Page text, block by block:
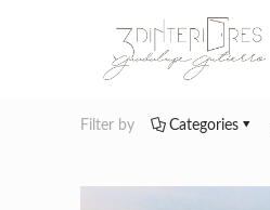
Filter by Categories